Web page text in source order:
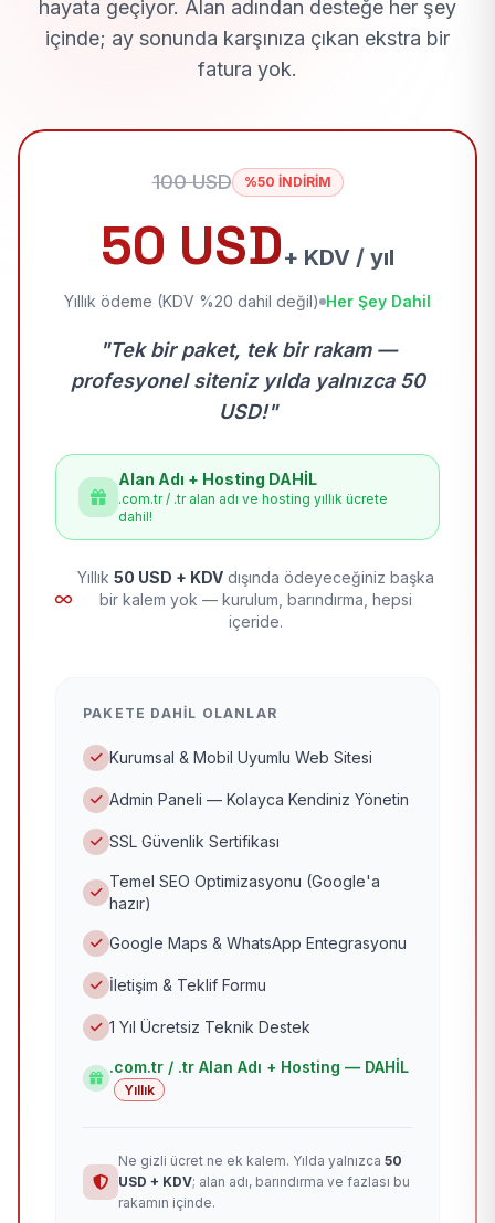
hayata geçiyor. Alan adından desteğe her şey
içinde; ay sonunda karşınıza çıkan ekstra bir
fatura yok.
100 USD %50 İNDİRİM
50 USD+ KDV / yıl
Yıllık ödeme (KDV %20 dahil değil) Her Şey Dahil
"Tek bir paket, tek bir rakam —
profesyonel siteniz yılda yalnızca 50
USD!"
Alan Adı + Hosting DAHİL
.com.tr / .tr alan adı ve hosting yıllık ücrete
dahil!
Yıllık 50 USD + KDV dışında ödeyeceğiniz başka
bir kalem yok — kurulum, barındırma, hepsi
içeride.
PAKETE DAHIL OLANLAR
Kurumsal & Mobil Uyumlu Web Sitesi
Admin Paneli — Kolayca Kendiniz Yönetin
SSL Güvenlik Sertifikası
Temel SEO Optimizasyonu (Google'a
hazır)
Google Maps & WhatsApp Entegrasyonu
İletişim & Teklif Formu
1 Yıl Ücretsiz Teknik Destek
.com.tr / .tr Alan Adı + Hosting — DAHİL
Yıllık
Ne gizli ücret ne ek kalem. Yılda yalnızca 50
USD + KDV; alan adı, barındırma ve fazlası bu
rakamın içinde.